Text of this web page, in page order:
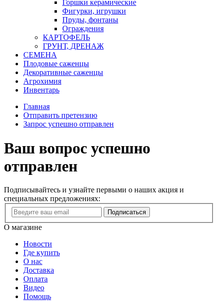
Горшки керамические
Фигурки, игрушки
Пруды, фонтаны
Ограждения
КАРТОФЕЛЬ
ГРУНТ, ДРЕНАЖ
СЕМЕНА
Плодовые саженцы
Декоративные саженцы
Агрохимия
Инвентарь
Главная
Отправить претензию
Запрос успешно отправлен
Ваш вопрос успешно
отправлен
Подписывайтесь и узнайте первыми о наших акция и
специальных предложениях:
Подписаться
О магазине
Новости
Где купить
О нас
Доставка
Оплата
Видео
Помощь